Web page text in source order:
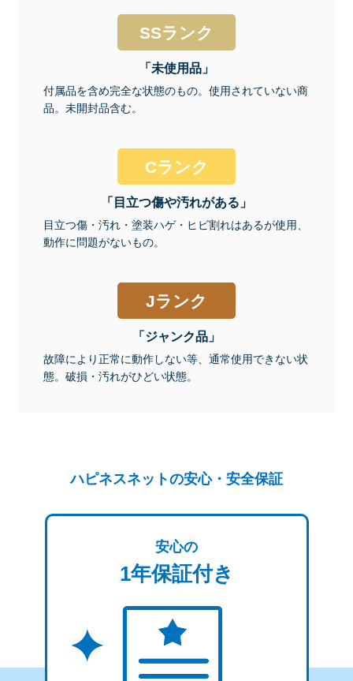
SSランク
「未使用品」
付属品を含め完全な状態のもの。使用されていない商
品。未開封品含む。
Cランク
「目立つ傷や汚れがある」
目立つ傷・汚れ・塗装ハゲ・ヒビ割れはあるが使用、
動作に問題がないもの。
Jランク
「ジャンク品」
故障により正常に動作しない等、通常使用できない状
態。破損・汚れがひどい状態。
ハピネスネットの安心・安全保証
安心の
1年保証付き